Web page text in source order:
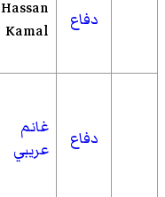
دفاع
Hassan
Kamal
دفاع
غانم
عريبي